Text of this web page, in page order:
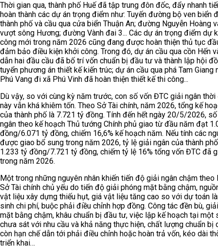
Thời gian qua, thành phố Huế đã tập trung đôn đốc, đẩy nhanh
hoàn thành các dự án trọng điểm như: Tuyến đường bộ ven biển
thành phố và cầu qua cửa biển Thuận An; đường Nguyễn Hoàng
vượt sông Hương; đường Vành đai 3... Các dự án trọng điểm dự
công mới trong năm 2026 cũng đang được hoàn thiện thủ tục
đảm bảo điều kiện khởi công. Trong đó, dự án cầu qua cồn Hến
dẫn hai đầu cầu đã bố trí vốn chuẩn bị đầu tư và thành lập hội
tuyển phương án thiết kế kiến trúc; dự án cầu qua phá Tam Giang
Phú Vang đi xã Phú Vinh đã hoàn thiện thiết kế thi công...
Dù vậy, so với cùng kỳ năm trước, con số vốn ĐTC giải ngân thời
này vẫn khá khiêm tốn. Theo Sở Tài chính, năm 2026, tổng kế
của thành phố là 7.721 tỷ đồng. Tính đến hết ngày 20/5/2026,
ngân theo kế hoạch Thủ tướng Chính phủ giao từ đầu năm đạt
đồng/6.071 tỷ đồng, chiếm 16,6% kế hoạch năm. Nếu tính các
được giao bổ sung trong năm 2026, tỷ lệ giải ngân của thành
1.233 tỷ đồng/7.721 tỷ đồng, chiếm tỷ lệ 16% tổng vốn ĐTC đã
trong năm 2026.
Một trong những nguyên nhân khiến tiến độ giải ngân chậm
Sở Tài chính chủ yếu do tiến độ giải phóng mặt bằng chậm,
vật liệu xây dựng thiếu hụt, giá vật liệu tăng cao so với dự toán
sinh chi phí, buộc phải điều chỉnh hợp đồng. Công tác đền bù,
mặt bằng chậm, khâu chuẩn bị đầu tư, việc lập kế hoạch tại một
chưa sát với nhu cầu và khả năng thực hiện, chất lượng chuẩn bị
còn hạn chế dẫn tới phải điều chỉnh hoặc hoàn trả vốn, kéo dài
triển khai…